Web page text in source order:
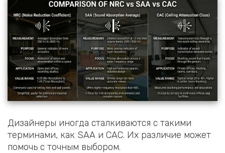
Дизайнеры иногда сталкиваются с такими
терминами, как SAA и CAC. Их различие может
помочь с точным выбором.